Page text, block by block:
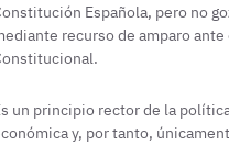
Española, pero no
recurso de amparo
un principio rector de la
y, por tanto,